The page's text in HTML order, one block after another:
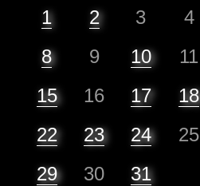
1
2 3 4
8
9 10 11
15
16 17 18
22
23 24 25
29
30 31